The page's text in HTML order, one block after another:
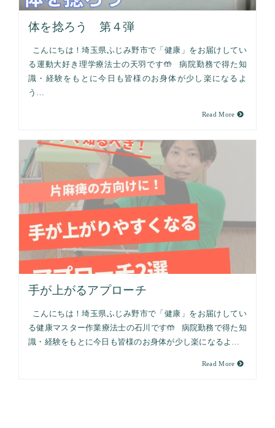
体を捻ろう 第４弾
こんにちは！埼玉県ふじみ野市で「健康」をお届けしてい
る運動大好き理学療法士の天羽です🤲 病院勤務で得た知
識・経験をもとに今日も皆様のお身体が少し楽になるよ
う…
Read More
手が上がるアプローチ
こんにちは！埼玉県ふじみ野市で「健康」をお届けしてい
る健康マスター作業療法士の石川です🤲 病院勤務で得た知
識・経験をもとに今日も皆様のお身体が少し楽になるよ…
Read More